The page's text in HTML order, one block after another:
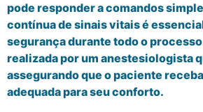
pode responder a comandos
contínua de sinais vitais é
segurança durante todo o
realizada por um anestesiologista
assegurando que o paciente
adequada para seu conforto.